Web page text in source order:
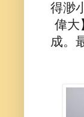
得渺
偉大
成。